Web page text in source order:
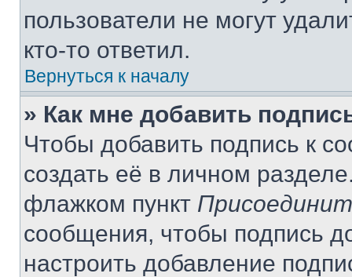
пользователи не могут
кто-то ответил.
Вернуться к началу
» Как мне добавить
Чтобы добавить подпись к
создать её в личном
флажком пункт
сообщения, чтобы подпись
настроить добавление